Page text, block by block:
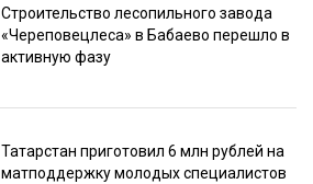
Строительство лесопильного завода
«Череповецлеса» в Бабаево перешло в
активную фазу
Татарстан приготовил 6 млн рублей на
матподдержку молодых специалистов